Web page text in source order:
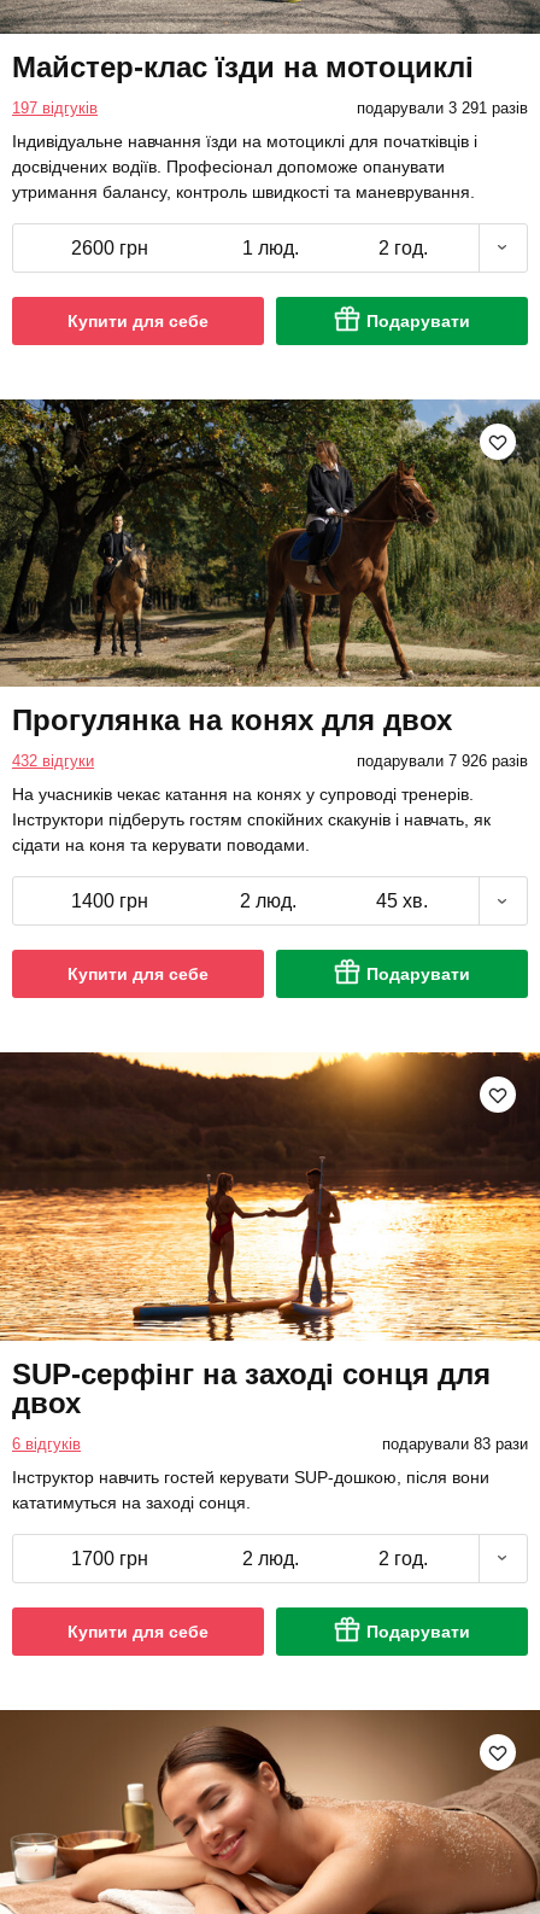
Майстер-клас їзди на мотоциклі
197 відгуків подарували 3 291 разів
Індивідуальне навчання їзди на мотоциклі для початківців і
досвідчених водіїв. Професіонал допоможе опанувати
утримання балансу, контроль швидкості та маневрування.
2600 грн 1 люд. 2 год.
Купити для себе Подарувати
Прогулянка на конях для двох
432 відгуки подарували 7 926 разів
На учасників чекає катання на конях у супроводі тренерів.
Інструктори підберуть гостям спокійних скакунів і навчать, як
сідати на коня та керувати поводами.
1400 грн 2 люд. 45 хв.
Купити для себе Подарувати
SUP-серфінг на заході сонця для
двох
6 відгуків подарували 83 рази
Інструктор навчить гостей керувати SUP-дошкою, після вони
кататимуться на заході сонця.
1700 грн 2 люд. 2 год.
Купити для себе Подарувати